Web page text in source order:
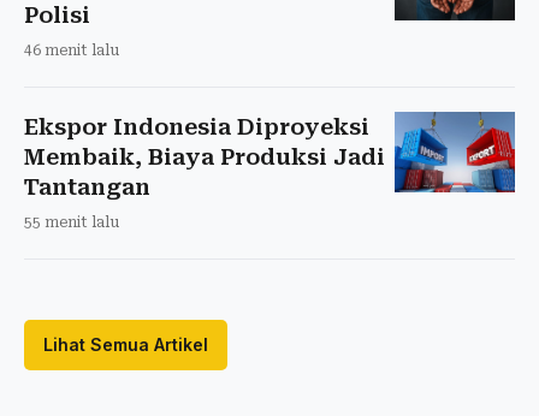
Polisi
46 menit lalu
Ekspor Indonesia Diproyeksi
Membaik, Biaya Produksi Jadi
Tantangan
55 menit lalu
Lihat Semua Artikel